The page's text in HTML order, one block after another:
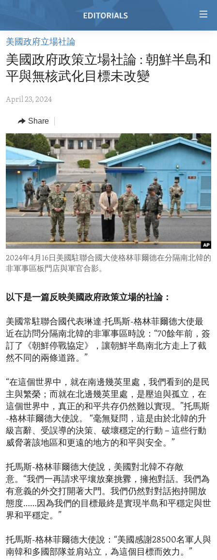
Skip
main
content
to
Navigation
Skip
to
Search
HOME
VIDEO
REGIONS
AFRICA
AMERICAS
ASIA
EUROPE
MIDDLE EAST
TOPICS
HUMAN RIGHTS
SECURITY AND DEFENSE
AID AND DEVELOPMENT
DEMOCRACY AND GOVERNANCE
ECONOMY AND TRADE
ENVIRONMENT AND HEALTH
IDEALS AND INSTITUTIONS
ARCHIVE
ABOUT US
FOLLOW US
美國政府立場社論
美國政府政策立場社論 : 朝鮮半島和
平與無核武化目標未改變
April 23, 2024
Share
2024年4月16日美國駐聯合國大使格林菲爾德在分隔南北韓的
非軍事區板門店與軍官合影。
以下是一篇反映美國政府政策立場的社論：
美國常駐聯合國代表琳達·托馬斯-格林菲爾德大使最
近在訪問分隔南北韓的非軍事區時說：“70餘年前，簽
訂了《朝鮮停戰協定》，讓朝鮮半島南北方走上了截
然不同的兩條道路。”
“在這個世界中，就在南邊幾英里處，我們看到的是民
主與繁榮；而就在北邊幾英里處，是壓迫與孤立，在
這個世界中，真正的和平共存仍然難以實現。”托馬斯
-格林菲爾德大使說。 “毫無疑問，這是由於北韓的升
級言辭、受誤導的決策、破壞穩定的行動－這些行動
威脅著該地區和更遠的地方的和平與安全。”
托馬斯-格林菲爾德大使說，美國對北韓不存敵
意。“我們一再請求平壤放棄挑釁，擁抱對話。我們為
有意義的外交打開著大門。我們仍然對對話抱持開放
態度……因為我們的目標最終是實現半島和平穩定與世
界和平穩定。”
托馬斯-格林菲爾德大使說：“美國感謝28500名軍人與
南韓和多國部隊並肩站立，為這個目標而效力。”